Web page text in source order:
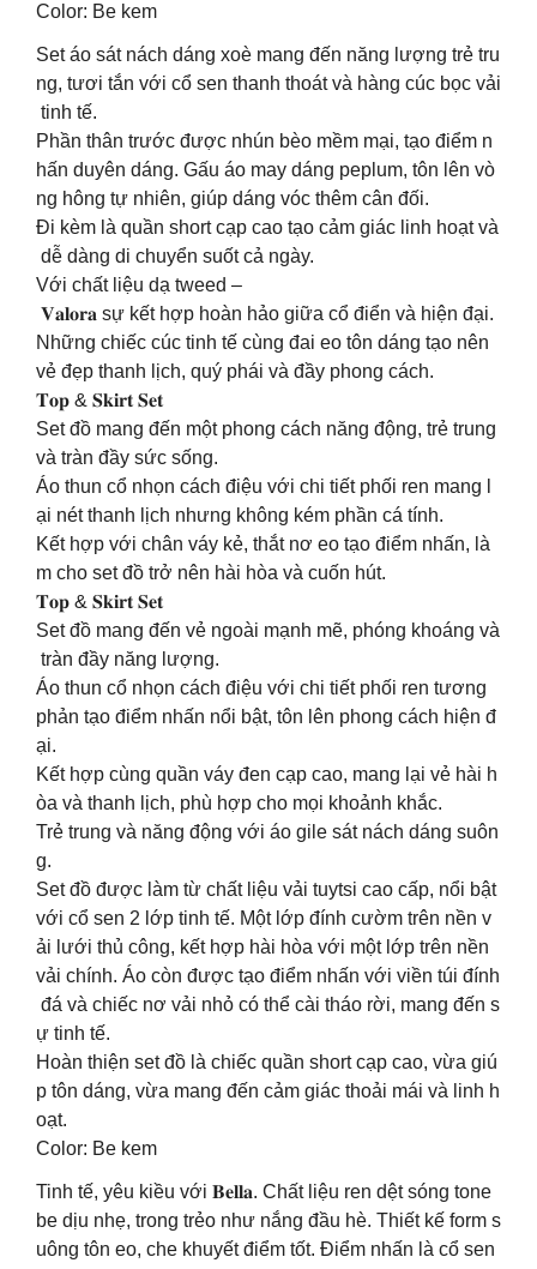
Color: Be kem
Set áo sát nách dáng xoè mang đến năng lượng trẻ tru
ng, tươi tắn với cổ sen thanh thoát và hàng cúc bọc vải
tinh tế.
Phần thân trước được nhún bèo mềm mại, tạo điểm n
hấn duyên dáng. Gấu áo may dáng peplum, tôn lên vò
ng hông tự nhiên, giúp dáng vóc thêm cân đối.
Đi kèm là quần short cạp cao tạo cảm giác linh hoạt và
dễ dàng di chuyển suốt cả ngày.
Với chất liệu dạ tweed –
𝐕𝐚𝐥𝐨𝐫𝐚 sự kết hợp hoàn hảo giữa cổ điển và hiện đại.
Những chiếc cúc tinh tế cùng đai eo tôn dáng tạo nên
vẻ đẹp thanh lịch, quý phái và đầy phong cách.
𝐓𝐨𝐩 & 𝐒𝐤𝐢𝐫𝐭 𝐒𝐞𝐭
Set đồ mang đến một phong cách năng động, trẻ trung
và tràn đầy sức sống.
Áo thun cổ nhọn cách điệu với chi tiết phối ren mang l
ại nét thanh lịch nhưng không kém phần cá tính.
Kết hợp với chân váy kẻ, thắt nơ eo tạo điểm nhấn, là
m cho set đồ trở nên hài hòa và cuốn hút.
𝐓𝐨𝐩 & 𝐒𝐤𝐢𝐫𝐭 𝐒𝐞𝐭
Set đồ mang đến vẻ ngoài mạnh mẽ, phóng khoáng và
tràn đầy năng lượng.
Áo thun cổ nhọn cách điệu với chi tiết phối ren tương
phản tạo điểm nhấn nổi bật, tôn lên phong cách hiện đ
ại.
Kết hợp cùng quần váy đen cạp cao, mang lại vẻ hài h
òa và thanh lịch, phù hợp cho mọi khoảnh khắc.
Trẻ trung và năng động với áo gile sát nách dáng suôn
g.
Set đồ được làm từ chất liệu vải tuytsi cao cấp, nổi bật
với cổ sen 2 lớp tinh tế. Một lớp đính cườm trên nền v
ải lưới thủ công, kết hợp hài hòa với một lớp trên nền
vải chính. Áo còn được tạo điểm nhấn với viền túi đính
đá và chiếc nơ vải nhỏ có thể cài tháo rời, mang đến s
ự tinh tế.
Hoàn thiện set đồ là chiếc quần short cạp cao, vừa giú
p tôn dáng, vừa mang đến cảm giác thoải mái và linh h
oạt.
Color: Be kem
Tinh tế, yêu kiều với 𝐁𝐞𝐥𝐥𝐚. Chất liệu ren dệt sóng tone
be dịu nhẹ, trong trẻo như nắng đầu hè. Thiết kế form s
uông tôn eo, che khuyết điểm tốt. Điểm nhấn là cổ sen